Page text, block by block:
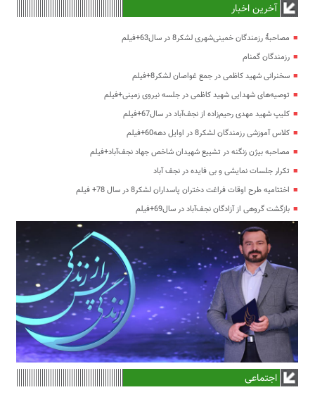
آخرین اخبار
مصاحبۀ رزمندگان خمینی‌شهری لشکر8 در سال63+فیلم
رزمندگان گمنام
سخنرانی شهید کاظمی در جمع غواصان لشکر8+فیلم
توصیه‌های شهدایی شهید کاظمی در جلسه نیروی زمینی+فیلم
کلیپ شهید مهدی رحیم‌زاده از نجف‌آباد در سال67+فیلم
کلاس آموزشی رزمندگان لشکر8 در اوایل دهه60+فیلم
مصاحبه بیژن زنگنه در تشییع شهیدان شاخص جهاد نجف‌آباد+فیلم
تکرار جلسات نمایشی و بی فایده در نجف آباد
اختتامیه طرح اوقات فراغت دختران پاسداران لشکر8 در سال 78+ فیلم
بازگشت گروهی از آزادگان نجف‌آباد در سال69+فیلم
اجتماعی